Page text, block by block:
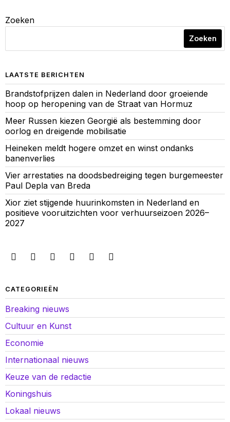
Zoeken
Zoeken
LAATSTE BERICHTEN
Brandstofprijzen dalen in Nederland door groeiende
hoop op heropening van de Straat van Hormuz
Meer Russen kiezen Georgië als bestemming door
oorlog en dreigende mobilisatie
Heineken meldt hogere omzet en winst ondanks
banenverlies
Vier arrestaties na doodsbedreiging tegen burgemeester
Paul Depla van Breda
Xior ziet stijgende huurinkomsten in Nederland en
positieve vooruitzichten voor verhuurseizoen 2026–
2027
CATEGORIEËN
Breaking nieuws
Cultuur en Kunst
Economie
Internationaal nieuws
Keuze van de redactie
Koningshuis
Lokaal nieuws